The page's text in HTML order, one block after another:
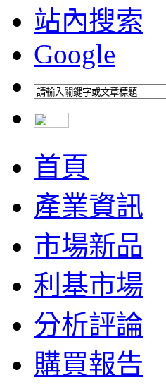
站內搜索
Google
首頁
產業資訊
市場新品
利基市場
分析評論
購買報告